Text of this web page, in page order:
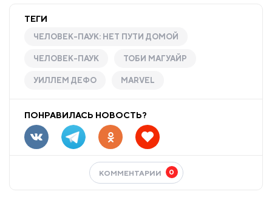
ТЕГИ
ЧЕЛОВЕК-ПАУК: НЕТ ПУТИ ДОМОЙ
ЧЕЛОВЕК-ПАУК ТОБИ МАГУАЙР
УИЛЛЕМ ДЕФО MARVEL
ПОНРАВИЛАСЬ НОВОСТЬ?
КОММЕНТАРИИ 0